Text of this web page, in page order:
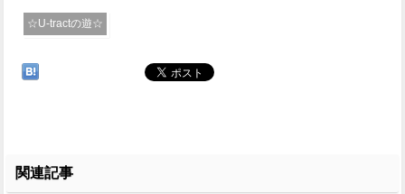
☆U-tractの遊☆
関連記事